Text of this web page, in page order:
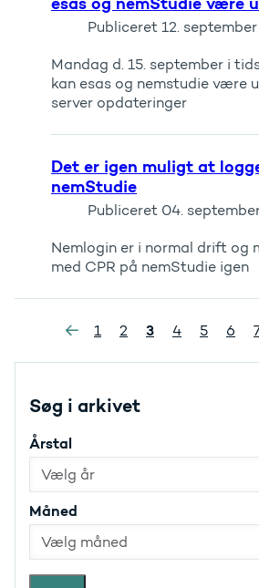
Publiceret 12.
Mandag d. 15. september i
kan esas og nemstudie være
server opdateringer
Det er igen muligt at
nemStudie
Publiceret 04.
Nemlogin er i normal drift og
med CPR på nemStudie igen
1 2 3 4 5 6
Søg i arkivet
Årstal
Måned